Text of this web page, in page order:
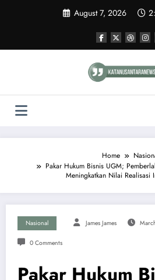
August 7, 2026
Home
Pakar Hukum Bisnis UGM;
Meningkatkan Nilai Realisasi
Nasional James James
0 Comments
Pakar Hukum